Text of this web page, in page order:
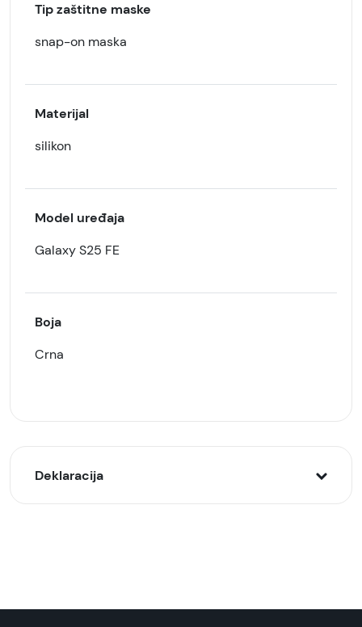
Tip zaštitne maske
snap-on maska
Materijal
silikon
Model uređaja
Galaxy S25 FE
Boja
Crna
Deklaracija
Naziv i vrsta robe: